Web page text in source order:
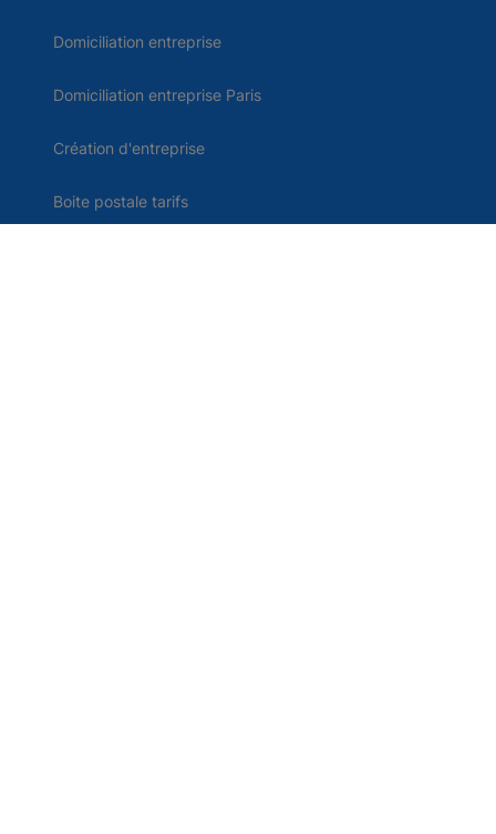
Domiciliation entreprise
Domiciliation entreprise Paris
Création d'entreprise
Boite postale tarifs